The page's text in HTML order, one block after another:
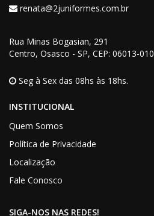
renata@2juniformes.com.br
Rua Minas Bogasian, 291
Centro, Osasco - SP, CEP: 06013-010
Seg à Sex das 08hs às 18hs.
INSTITUCIONAL
Quem Somos
Política de Privacidade
Localização
Fale Conosco
SIGA-NOS NAS REDES!